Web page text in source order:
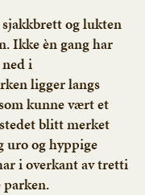
og lukten
Ikke èn gang har
i
ligger langs
kunne vært et
blitt merket
uro og hyppige
i overkant av tretti